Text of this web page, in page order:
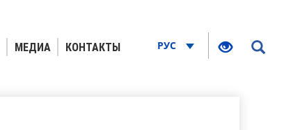
МЕДИА КОНТАКТЫ РУС